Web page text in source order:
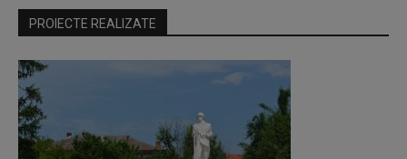
PROIECTE REALIZATE